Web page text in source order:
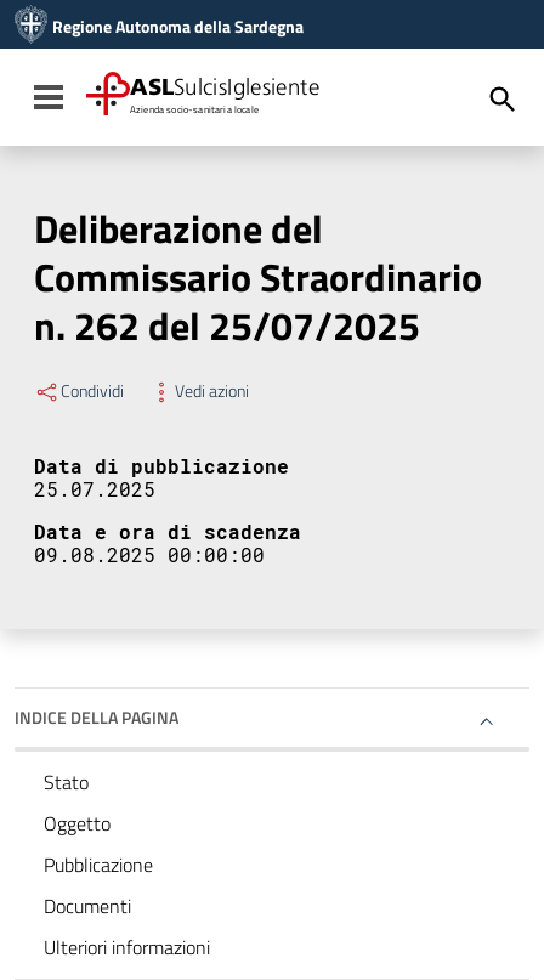
Vai al menu di navigazione
Vai al footer
Regione Autonoma della Sardegna
Toggle navigation
ASLSulcisIglesiente
Azienda socio-sanitaria locale
Deliberazione del
Commissario Straordinario
n. 262 del 25/07/2025
Condividi Vedi azioni
Data di pubblicazione
25.07.2025
Data e ora di scadenza
09.08.2025 00:00:00
INDICE DELLA PAGINA
Stato
Oggetto
Pubblicazione
Documenti
Ulteriori informazioni